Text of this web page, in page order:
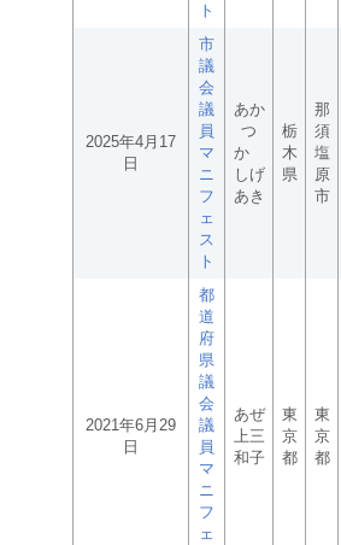
ト
2025年4月17
日
市
議
会
議
員
マ
ニ
フ
ェ
ス
ト
あか
つ
か
しげ
あき
栃
木
県
那
須
塩
原
市
2021年6月29
日
都
道
府
県
議
会
議
員
マ
ニ
フ
ェ
あぜ
上三
和子
東
京
都
東
京
都